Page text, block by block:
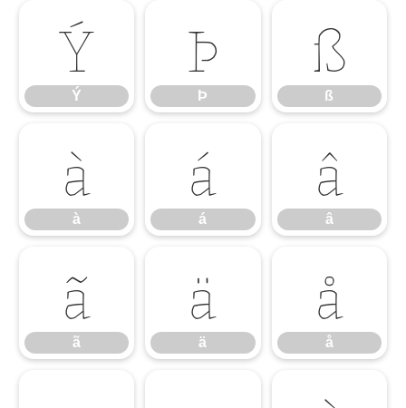
Ý
Ý
Þ
Þ
ß
ß
à
à
á
á
â
â
ã
ã
ä
ä
å
å